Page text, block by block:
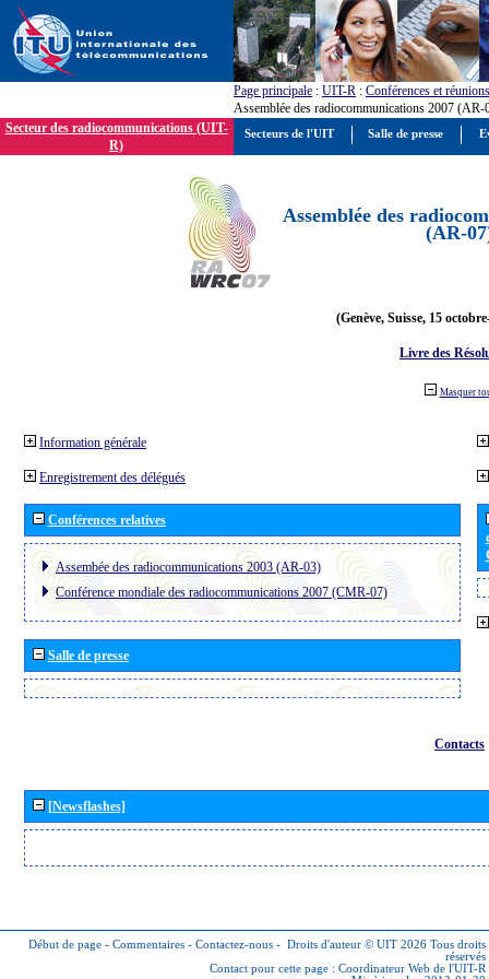
Page principale : UIT-R : Conférences et réunions
Assemblée des radiocommunications 2007 (AR-
Secteur des radiocommunications (UIT-
R)
Assemblée des
(AR-
(Genève, Suisse, 15
Livre des
Masquer
Information générale
Enregistrement des délégués
Conférences relatives
Assembée des radiocommunications 2003 (AR-03)
Conférence mondiale des radiocommunications 2007 (CMR-07)
Salle de presse
Contacts
[Newsflashes]
Début de page - Commentaires - Contactez-nous - Droits d'auteur © UIT 2026 Tous droits
réservés
Contact pour cette page : Coordinateur Web de l'UIT-R
Secteurs de l'UIT Salle de presse